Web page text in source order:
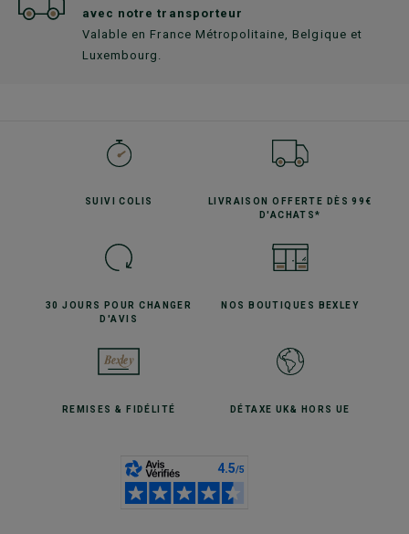
avec notre transporteur
Valable en France Métropolitaine, Belgique et
Luxembourg.
SUIVICOLIS LIVRAISON OFFERTE
DÈS 99€
D'ACHATS*
30 JOURS POURCHANGER
D'AVIS
NOS BOUTIQUES BEXLEY
REMISES& FIDÉLITÉ DÉTAXE UK& HORS UE